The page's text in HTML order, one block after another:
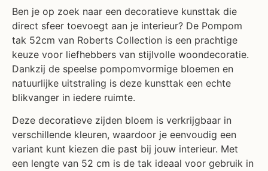
Ben je op zoek naar een decoratieve kunsttak die
direct sfeer toevoegt aan je interieur? De Pompom
tak 52cm van Roberts Collection is een prachtige
keuze voor liefhebbers van stijlvolle woondecoratie.
Dankzij de speelse pompomvormige bloemen en
natuurlijke uitstraling is deze kunsttak een echte
blikvanger in iedere ruimte.
Deze decoratieve zijden bloem is verkrijgbaar in
verschillende kleuren, waardoor je eenvoudig een
variant kunt kiezen die past bij jouw interieur. Met
een lengte van 52 cm is de tak ideaal voor gebruik in